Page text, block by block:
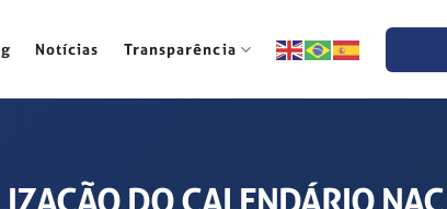
Notícias Transparência